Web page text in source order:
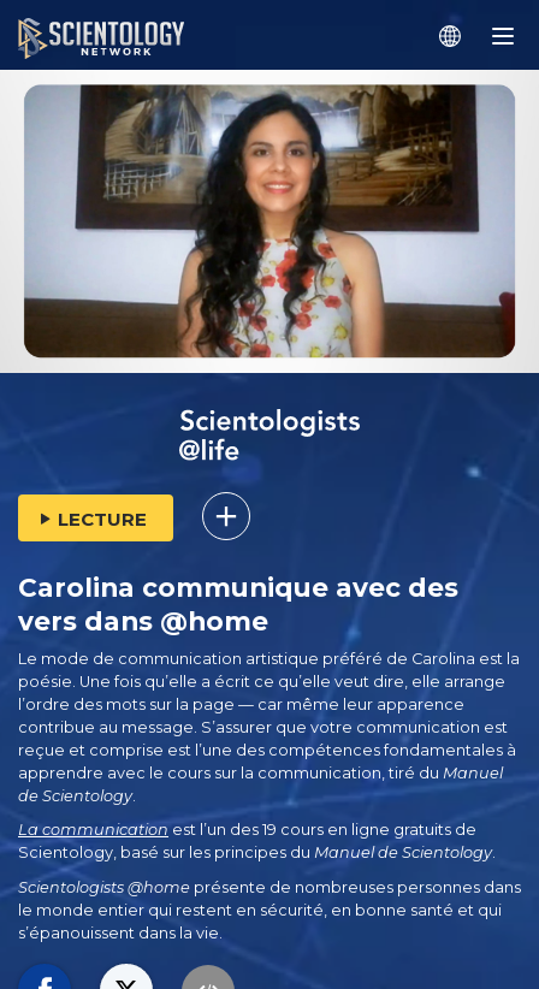
LECTURE
Carolina communique avec des
vers dans @home
Le mode de communication artistique préféré de Carolina est la
poésie. Une fois qu’elle a écrit ce qu’elle veut dire, elle arrange
l’ordre des mots sur la page — car même leur apparence
contribue au message. S’assurer que votre communication est
reçue et comprise est l’une des compétences fondamentales à
apprendre avec le cours sur la communication, tiré du Manuel
de Scientology.
La communication est l’un des 19 cours en ligne gratuits de
Scientology, basé sur les principes du Manuel de Scientology.
Scientologists @home présente de nombreuses personnes dans
le monde entier qui restent en sécurité, en bonne santé et qui
s’épanouissent dans la vie.